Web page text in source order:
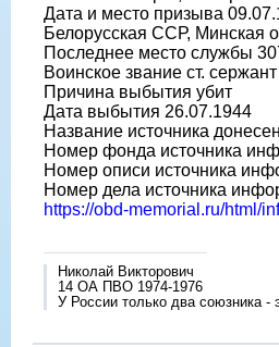
Дата и место призыва
Белорусская ССР, Минская
Последнее место службы
Воинское звание ст. сержант
Причина выбытия убит
Дата выбытия 26.07.1944
Название источника
Номер фонда источника
Номер описи источника
Номер дела источника
https://obd-memorial.ru/html/
Николай Викторович
14 ОА ПВО 1974-1976
У России только два союзника